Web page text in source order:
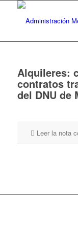
Alquileres:
contratos
del DNU de
Leer la nota